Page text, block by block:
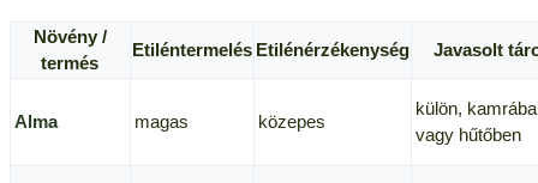
Növény /
termés
Etiléntermelés Etilénérzékenység Javasolt
Alma magas közepes
külön,
vagy hűtőben